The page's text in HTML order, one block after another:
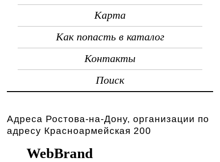
Карта
Как попасть в каталог
Контакты
Поиск
Адреса Ростова-на-Дону, организации по
адресу Красноармейская 200
WebBrand